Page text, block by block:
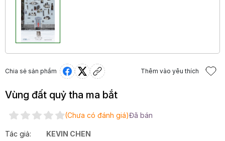
Chia sẻ sản phẩm Thêm vào yêu thích
Vùng đất quỷ tha ma bắt
(Chưa có đánh giá)Đã bán
Tác giả: KEVIN CHEN